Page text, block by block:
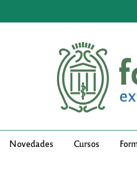
Novedades Cursos